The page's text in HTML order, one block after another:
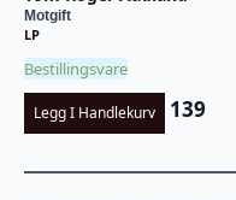
Motgift
LP
Bestillingsvare
Legg I Handlekurv 139